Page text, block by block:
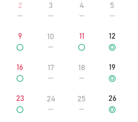
2 3 4 5
9 10 11 12
16 17 18 19
23 24 25 26